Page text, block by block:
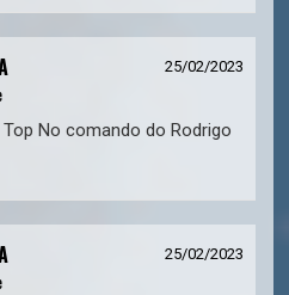
25/02/2023
No comando do Rodrigo
25/02/2023